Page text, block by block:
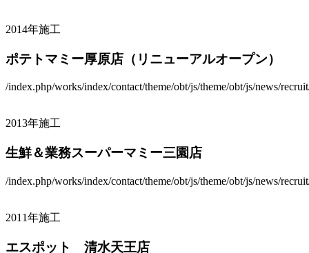
2014年施工
ポテトマミー厚原店（リニューアルオープン）
/index.php/works/index/contact/theme/obt/js/theme/obt/js/news/
2013年施工
生鮮＆業務スーパーマミー三園店
/index.php/works/index/contact/theme/obt/js/theme/obt/js/news/
2011年施工
エスポット 清水天王店